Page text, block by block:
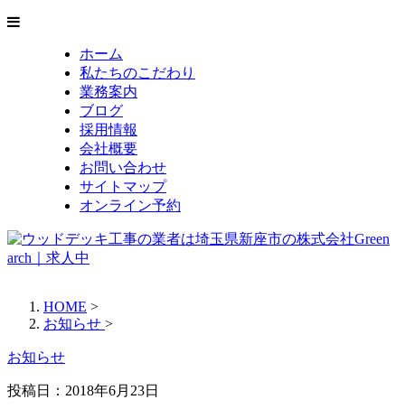
ホーム
私たちのこだわり
業務案内
ブログ
採用情報
会社概要
お問い合わせ
サイトマップ
オンライン予約
HOME >
お知らせ >
お知らせ
投稿日： 2018年6月23日